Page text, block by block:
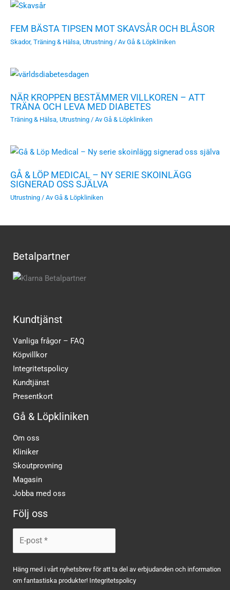
FEM BÄSTA TIPSEN MOT SKAVSÅR OCH BLÅSOR
Skador, Träning & Hälsa Utrustning / Av Gå & Löpkliniken
NÄR KROPPEN BESTÄMMER VILLKOREN – ATT
TRÄNA OCH LEVA MED DIABETES
Träning & Hälsa, Utrustning / Av Gå & Löpkliniken
GÅ & LÖP MEDICAL – NY SERIE SKOINLÄGG
SIGNERAD OSS SJÄLVA
Utrustning / Av Gå & Löpkliniken
Betalpartner
Kundtjänst
Vanliga frågor – FAQ
Köpvillkor
Integritetspolicy
Kundtjänst
Presentkort
Gå & Löpkliniken
Om oss
Kliniker
Skoutprovning
Magasin
Jobba med oss
Följ oss
Häng med i vårt nyhetsbrev för att ta del av erbjudanden och information
om fantastiska produkter! Integritetspolicy